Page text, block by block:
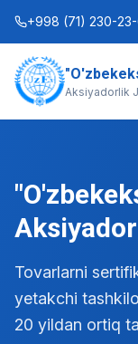
+998 (71) 230-
Aksiyadorlik
Biz haqimizda
Axborot xizmati
Nizom
Tovarlarni
yetakchi
20 yildan ortiq